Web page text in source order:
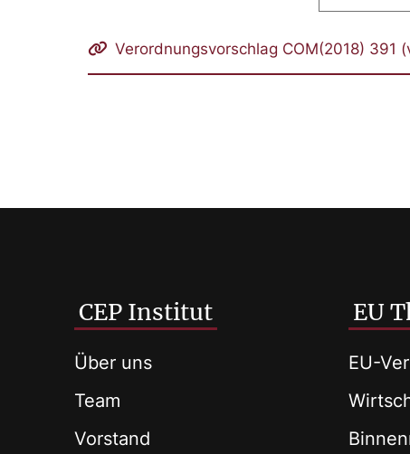
Verordnungsvorschlag COM(2018) 391
CEP Institut
Über uns
Team
Vorstand
EU
EU-